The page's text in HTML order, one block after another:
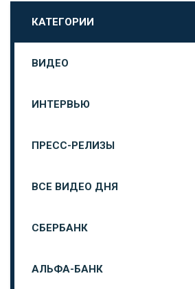
КАТЕГОРИИ
ВИДЕО
ИНТЕРВЬЮ
ПРЕСС-РЕЛИЗЫ
ВСЕ ВИДЕО ДНЯ
СБЕРБАНК
АЛЬФА-БАНК